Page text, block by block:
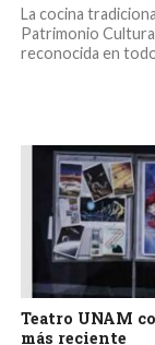
La cocina
Patrimonio
reconocida en
Teatro UNAM
más reciente